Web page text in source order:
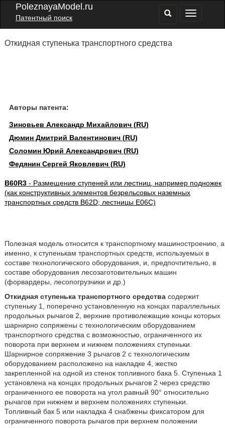
PoleznayaModel.ru
Патентный поиск
Откидная ступенька транспортного средства
Авторы патента:
Зиновьев Александр Михайлович (RU)
Дюмин Дмитрий Валентинович (RU)
Соломин Юрий Александрович (RU)
Федянин Сергей Яковлевич (RU)
B60R3- Размещение ступеней или лестниц, например подножек
(как конструктивных элементов безрельсовых наземных
транспортных средств B62D; лестницы E06C)
Полезная модель относится к транспортному машиностроению, а
именно, к ступенькам транспортных средств, используемых в
составе технологического оборудования, и, предпочтительно, в
составе оборудования лесозаготовительных машин
(форвардеры, лесопогрузчики и др.)
Откидная ступенька транспортного средствасодержит
ступеньку 1, поперечно установленную на концах параллельных
продольных рычагов 2, верхние противолежащие концы которых
шарнирно сопряжены с технологическим оборудованием
транспортного средства с возможностью, ограниченного их
поворота при верхнем и нижнем положениях ступеньки.
Шарнирное сопряжение 3 рычагов 2 с технологическим
оборудованием расположено на накладке 4, жестко
закрепленной на одной из стенок топливного бака 5. Ступенька 1
установлена на концах продольных рычагов 2 через средство
ограниченного ее поворота на угол равный 90° относительно
рычагов при нижнем и верхнем положениях ступеньки.
Топливный бак 5 или накладка 4 снабжены фиксатором для
ограниченного поворота рычагов при верхнем положении